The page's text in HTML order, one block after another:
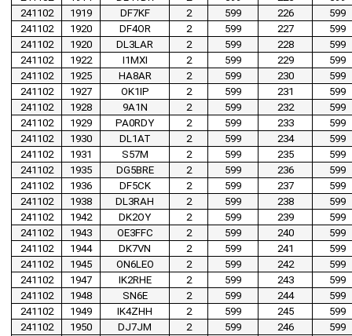
241102
1919 DF7KF 2 599 226
599
241102
1920 DF4OR 2 599 227
599
241102
1920 DL3LAR 2 599 228
599
241102
1922 I1MXI 2 599 229
599
241102
1925 HA8AR 2 599 230
599
241102
1927 OK1IP 2 599 231
599
241102
1928 9A1N 2 599 232
599
241102
1929 PA0RDY 2 599 233
599
241102
1930 DL1AT 2 599 234
599
241102
1931 S57M 2 599 235
599
241102
1935 DG5BRE 2 599 236
599
241102
1936 DF5CK 2 599 237
599
241102
1938 DL3RAH 2 599 238
599
241102
1942 DK2OY 2 599 239
599
241102
1943 OE3FFC 2 599 240
599
241102
1944 DK7VN 2 599 241
599
241102
1945 ON6LEO 2 599 242
599
241102
1947 IK2RHE 2 599 243
599
241102
1948 SN6E 2 599 244
599
241102
1949 IK4ZHH 2 599 245
599
241102
1950 DJ7JM 2 599 246
599